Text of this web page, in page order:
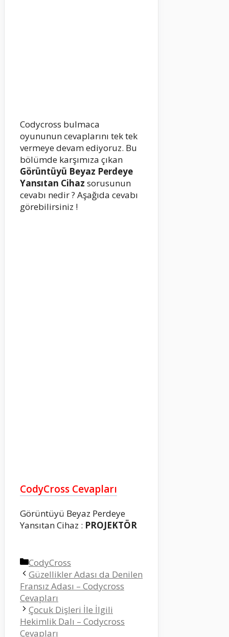
Codycross bulmaca
oyununun cevaplarını tek tek
vermeye devam ediyoruz. Bu
bölümde karşımıza çıkan
Görüntüyü Beyaz Perdeye
Yansıtan Cihaz sorusunun
cevabı nedir ? Aşağıda cevabı
görebilirsiniz !
CodyCross Cevapları
Görüntüyü Beyaz Perdeye
Yansıtan Cihaz : PROJEKTÖR
Kategoriler
CodyCross
Güzellikler Adası da Denilen
Fransız Adası – Codycross
Cevapları
Çocuk Dişleri İle İlgili
Hekimlik Dalı – Codycross
Cevapları